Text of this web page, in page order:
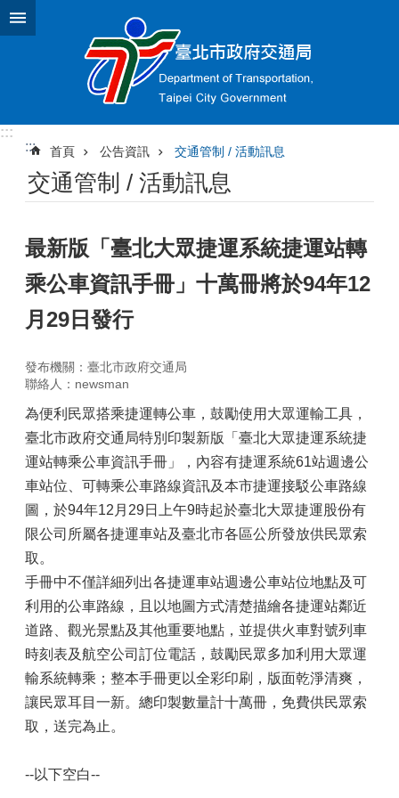
跳到主要內容區塊
:::
:::
首頁 公告資訊 交通管制 / 活動訊息
交通管制 / 活動訊息
最新版「臺北大眾捷運系統捷運站轉
乘公車資訊手冊」十萬冊將於94年12
月29日發行
發布機關：臺北市政府交通局
聯絡人：newsman
為便利民眾搭乘捷運轉公車，鼓勵使用大眾運輸工具，
臺北市政府交通局特別印製新版「臺北大眾捷運系統捷
運站轉乘公車資訊手冊」，內容有捷運系統61站週邊公
車站位、可轉乘公車路線資訊及本市捷運接駁公車路線
圖，於94年12月29日上午9時起於臺北大眾捷運股份有
限公司所屬各捷運車站及臺北市各區公所發放供民眾索
取。
手冊中不僅詳細列出各捷運車站週邊公車站位地點及可
利用的公車路線，且以地圖方式清楚描繪各捷運站鄰近
道路、觀光景點及其他重要地點，並提供火車對號列車
時刻表及航空公司訂位電話，鼓勵民眾多加利用大眾運
輸系統轉乘；整本手冊更以全彩印刷，版面乾淨清爽，
讓民眾耳目一新。總印製數量計十萬冊，免費供民眾索
取，送完為止。
--以下空白--